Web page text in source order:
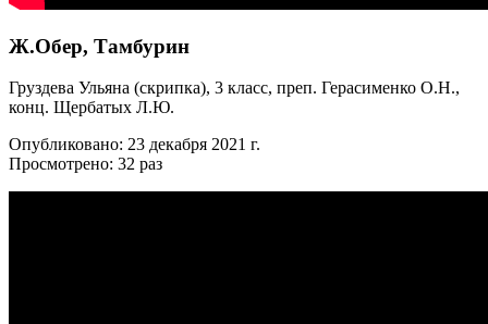
Ж.Обер, Тамбурин
Груздева Ульяна (скрипка), 3 класс, преп. Герасименко О.Н.,
конц. Щербатых Л.Ю.
Опубликовано: 23 декабря 2021 г.
Просмотрено: 32 раз